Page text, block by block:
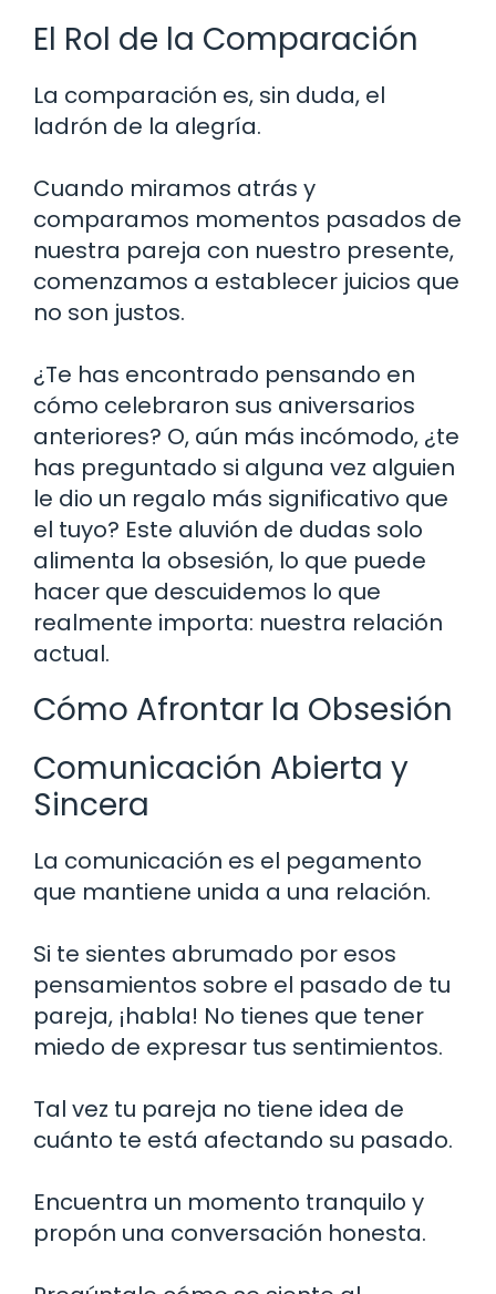
El Rol de la Comparación
La comparación es, sin duda, el
ladrón de la alegría.
Cuando miramos atrás y
comparamos momentos pasados de
nuestra pareja con nuestro presente,
comenzamos a establecer juicios que
no son justos.
¿Te has encontrado pensando en
cómo celebraron sus aniversarios
anteriores? O, aún más incómodo, ¿te
has preguntado si alguna vez alguien
le dio un regalo más significativo que
el tuyo? Este aluvión de dudas solo
alimenta la obsesión, lo que puede
hacer que descuidemos lo que
realmente importa: nuestra relación
actual.
Cómo Afrontar la Obsesión
Comunicación Abierta y
Sincera
La comunicación es el pegamento
que mantiene unida a una relación.
Si te sientes abrumado por esos
pensamientos sobre el pasado de tu
pareja, ¡habla! No tienes que tener
miedo de expresar tus sentimientos.
Tal vez tu pareja no tiene idea de
cuánto te está afectando su pasado.
Encuentra un momento tranquilo y
propón una conversación honesta.